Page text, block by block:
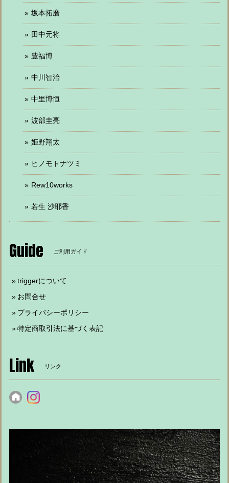
坂本拓磨
田中元将
豊福博
中川智治
中里博恒
波部圭亮
姫野翔太
ヒノモトナツミ
Rew10works
若生 沙耶香
Guide ご利用ガイド
triggerについて
お問合せ
プライバシーポリシー
特定商取引法に基づく表記
Link リンク